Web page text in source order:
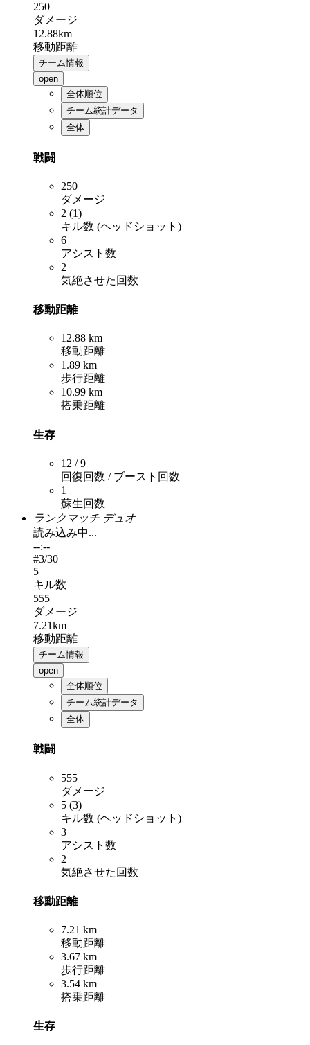
250
ダメージ
12.88km
移動距離
チーム情報
open
全体順位
チーム統計データ
全体
戦闘
250
ダメージ
2 (1)
キル数 (ヘッドショット)
6
アシスト数
2
気絶させた回数
移動距離
12.88 km
移動距離
1.89 km
歩行距離
10.99 km
搭乗距離
生存
12 / 9
回復回数 / ブースト回数
1
蘇生回数
ランクマッチ デュオ
読み込み中...
--:--
#3/30
5
キル数
555
ダメージ
7.21km
移動距離
チーム情報
open
全体順位
チーム統計データ
全体
戦闘
555
ダメージ
5 (3)
キル数 (ヘッドショット)
3
アシスト数
2
気絶させた回数
移動距離
7.21 km
移動距離
3.67 km
歩行距離
3.54 km
搭乗距離
生存